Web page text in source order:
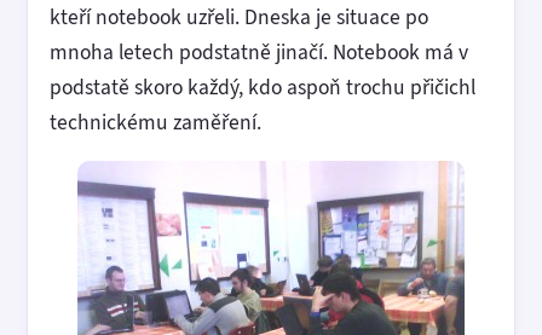
kteří notebook uzřeli. Dneska je situace po
mnoha letech podstatně jinačí. Notebook má v
podstatě skoro každý, kdo aspoň trochu přičichl
technickému zaměření.